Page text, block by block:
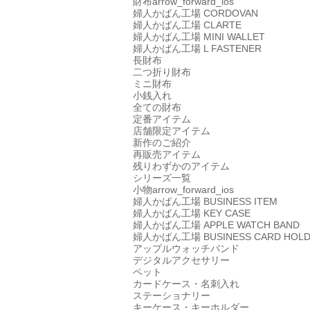
婦人かばん工場 CORDOVAN
婦人かばん工場 CLARTE
婦人かばん工場 MINI WALLET
婦人かばん工場 L FASTENER
長財布
二つ折り財布
ミニ財布
小銭入れ
全ての財布
定番アイテム
店舗限定アイテム
新作のご紹介
再販売アイテム
残りわずかのアイテム
シリーズ一覧
小物arrow_forward_ios
婦人かばん工場 BUSINESS ITEM
婦人かばん工場 KEY CASE
婦人かばん工場 APPLE WATCH BAND
婦人かばん工場 BUSINESS CARD
アップルウォッチバンド
デジタルアクセサリー
ペット
カードケース・名刺入れ
ステーショナリー
キーケース・キーホルダー